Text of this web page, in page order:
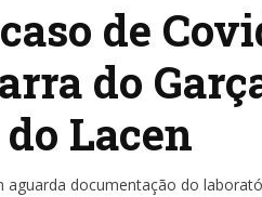
de
do
Lacen
documentação do